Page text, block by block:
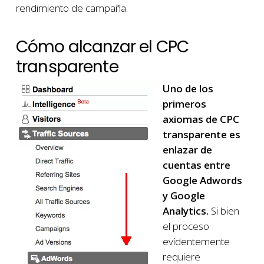
rendimiento de campaña.
Cómo alcanzar el CPC
transparente
Uno de los
primeros
axiomas de CPC
transparente es
enlazar de
cuentas entre
Google Adwords
y Google
Analytics. Si bien
el proceso
evidentemente
requiere